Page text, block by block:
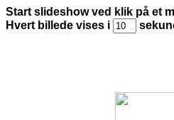
Start slideshow ved klik på et
Hvert billede vises i